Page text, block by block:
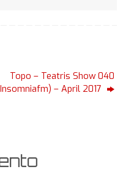
Topo – Teatris Show 040
– April 2017